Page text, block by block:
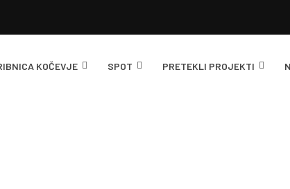
KOČEVJE SPOT PRETEKLI PROJEKTI